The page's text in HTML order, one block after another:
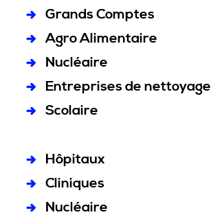
Grands Comptes
Agro Alimentaire
Nucléaire
Entreprises de nettoyage
Scolaire
Hôpitaux
Cliniques
Nucléaire